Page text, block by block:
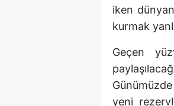
iken
kurmak
Geçen
yeni